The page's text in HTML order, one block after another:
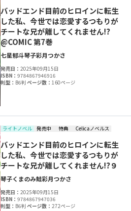
バッドエンド目前のヒロインに転生
した私、今世では恋愛するつもりが
チートな兄が離してくれません!?
@COMIC 第7巻
七星郁斗琴子彩月つかさ
発売日：2025年09月15日
ISBN：9784867946916
判型： B6判ページ数： 160ページ
ライトノベル 発売中 特典 Celicaノベルス
バッドエンド目前のヒロインに転生
した私、今世では恋愛するつもりが
チートな兄が離してくれません!?９
琴子くまのみ鮭彩月つかさ
発売日：2025年09月15日
ISBN：9784867947036
判型： B6判ページ数：272ページ